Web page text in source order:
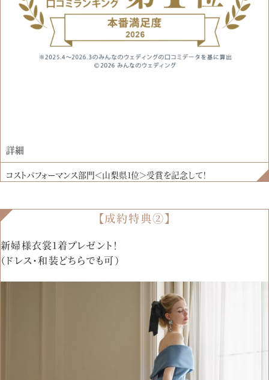
詳細
コストパフォーマンス部門＜山梨県1位＞受賞を記念して！
【成約特典②】
新婦様衣裳1着プレゼント！
（ドレス・和装どちらでも可）